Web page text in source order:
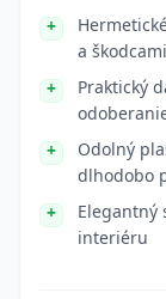
a škodcami
Praktický
Odolný
dlhodobo
Elegantný
interiéru